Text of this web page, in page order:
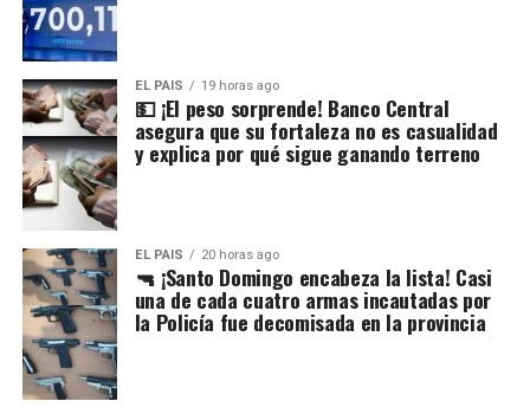
EL PAIS 19 horas ago
💵 ¡El peso sorprende! Banco Central
asegura que su fortaleza no es casualidad
y explica por qué sigue ganando terreno
EL PAIS 20 horas ago
🔫 ¡Santo Domingo encabeza la lista! Casi
una de cada cuatro armas incautadas por
la Policía fue decomisada en la provincia